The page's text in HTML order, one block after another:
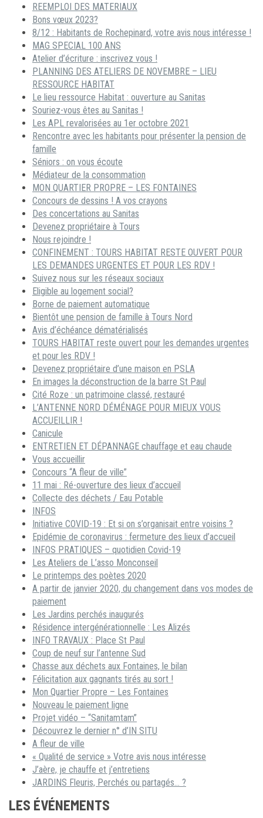
REEMPLOI DES MATERIAUX
Bons vœux 2023?
8/12 : Habitants de Rochepinard, votre avis nous intéresse !
MAG SPECIAL 100 ANS
Atelier d’écriture : inscrivez vous !
PLANNING DES ATELIERS DE NOVEMBRE – LIEU
RESSOURCE HABITAT
Le lieu ressource Habitat : ouverture au Sanitas
Souriez-vous êtes au Sanitas !
Les APL revalorisées au 1er octobre 2021
Rencontre avec les habitants pour présenter la pension de
famille
Séniors : on vous écoute
Médiateur de la consommation
MON QUARTIER PROPRE – LES FONTAINES
Concours de dessins ! A vos crayons
Des concertations au Sanitas
Devenez propriétaire à Tours
Nous rejoindre !
CONFINEMENT : TOURS HABITAT RESTE OUVERT POUR
LES DEMANDES URGENTES ET POUR LES RDV !
Suivez nous sur les réseaux sociaux
Eligible au logement social?
Borne de paiement automatique
Bientôt une pension de famille à Tours Nord
Avis d’échéance dématérialisés
TOURS HABITAT reste ouvert pour les demandes urgentes
et pour les RDV !
Devenez propriétaire d’une maison en PSLA
En images la déconstruction de la barre St Paul
Cité Roze : un patrimoine classé, restauré
L’ANTENNE NORD DÉMÉNAGE POUR MIEUX VOUS
ACCUEILLIR !
Canicule
ENTRETIEN ET DÉPANNAGE chauffage et eau chaude
Vous accueillir
Concours “A fleur de ville”
11 mai : Ré-ouverture des lieux d’accueil
Collecte des déchets / Eau Potable
INFOS
Initiative COVID-19 : Et si on s’organisait entre voisins ?
Epidémie de coronavirus : fermeture des lieux d’accueil
INFOS PRATIQUES – quotidien Covid-19
Les Ateliers de L’asso Monconseil
Le printemps des poètes 2020
A partir de janvier 2020, du changement dans vos modes de
paiement
Les Jardins perchés inaugurés
Résidence intergénérationnelle : Les Alizés
INFO TRAVAUX : Place St Paul
Coup de neuf sur l’antenne Sud
Chasse aux déchets aux Fontaines, le bilan
Félicitation aux gagnants tirés au sort !
Mon Quartier Propre – Les Fontaines
Nouveau le paiement ligne
Projet vidéo – “Sanitamtam”
Découvrez le dernier n° d’IN SITU
A fleur de ville
« Qualité de service » Votre avis nous intéresse
J’aère, je chauffe et j’entretiens
JARDINS Fleuris, Perchés ou partagés… ?
LES ÉVÉNEMENTS